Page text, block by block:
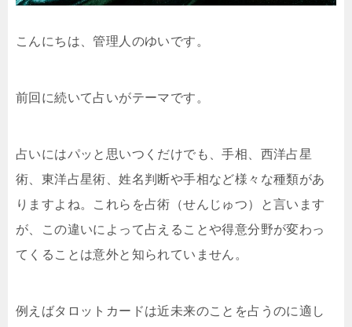
こんにちは、管理人のゆいです。
前回に続いて占いがテーマです。
占いにはパッと思いつくだけでも、手相、西洋占星
術、東洋占星術、姓名判断や手相など様々な種類があ
りますよね。これらを占術（せんじゅつ）と言います
が、この違いによって占えることや得意分野が変わっ
てくることは意外と知られていません。
例えばタロットカードは近未来のことを占うのに適し